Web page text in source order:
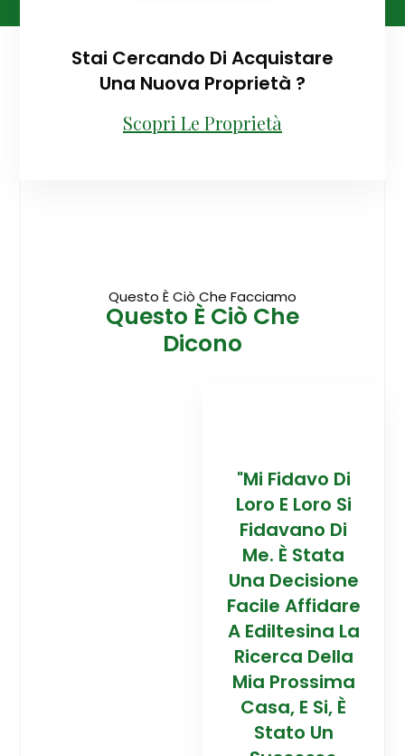
Stai Cercando Di Acquistare
Una Nuova Proprietà ?
Scopri Le Proprietà
Questo È Ciò Che Facciamo
Questo È Ciò Che
Dicono
"Mi Fidavo Di
Loro E Loro Si
Fidavano Di
Me. È Stata
Una Decisione
Facile Affidare
A Ediltesina La
Ricerca Della
Mia Prossima
Casa, E Si, È
Stato Un